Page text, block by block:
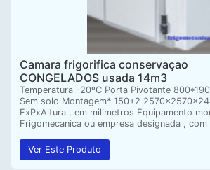
Camara frigorifica conservaçao
CONGELADOS usada 14m3
Temperatura -20ºC Porta Pivotante
Sem solo Montagem* 150+2
FxPxAltura , em milimetros Equipamento
Frigomecanica ou empresa designada ,
Ver Este Produto